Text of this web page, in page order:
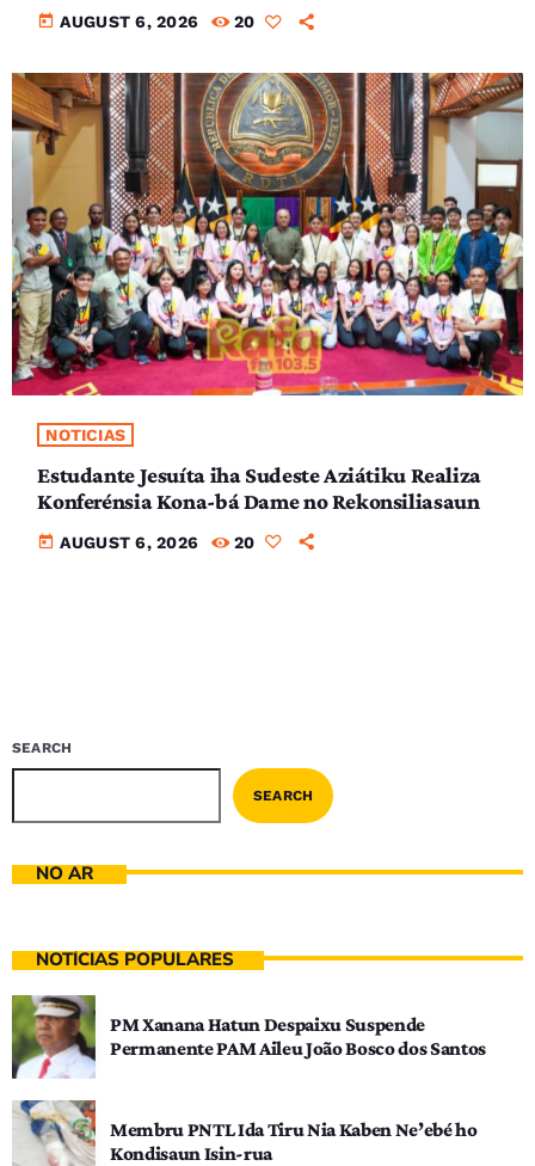
today AUGUST 6, 2026 20
NOTICIAS
Estudante Jesuíta iha Sudeste Aziátiku Realiza
Konferénsia Kona-bá Dame no Rekonsiliasaun
today AUGUST 6, 2026 20
SEARCH
SEARCH
NO AR
NOTÍCIAS POPULARES
PM Xanana Hatun Despaixu Suspende
Permanente PAM Aileu João Bosco dos Santos
Membru PNTL Ida Tiru Nia Kaben Ne’ebé ho
Kondisaun Isin-rua